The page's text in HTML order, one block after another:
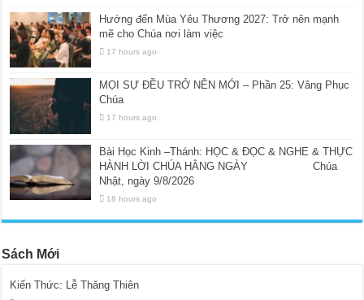
Hướng đến Mùa Yêu Thương 2027: Trở nên mạnh
mẽ cho Chúa nơi làm việc
17 hours ago
MỌI SỰ ĐỀU TRỞ NÊN MỚI – Phần 25: Vâng Phục
Chúa
17 hours ago
Bài Học Kinh –Thánh: HỌC & ĐỌC & NGHE & THỰC
HÀNH LỜI CHÚA HẰNG NGÀY Chúa
Nhật, ngày 9/8/2026
18 hours ago
Sách Mới
Kiến Thức: Lễ Thăng Thiên